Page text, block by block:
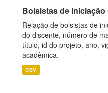
Bolsistas de
Relação de bolsistas de
do discente, número de
título, id do projeto, ano,
acadêmica.
CSV